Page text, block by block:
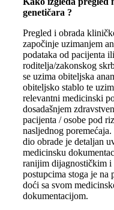
genetičara ?
Pregled i obrada
započinje uzimanjem
podataka od pacijenta
roditelja/zakonskog
se uzima obiteljska
obiteljsko stablo te
relevantni medicinski
dosadašnjem
pacijenta / osobe pod
nasljednog
dio obrade je detaljan
medicinsku
ranijim dijagnostičkim i
postupcima stoga je na
doći sa svom
dokumentacijom.